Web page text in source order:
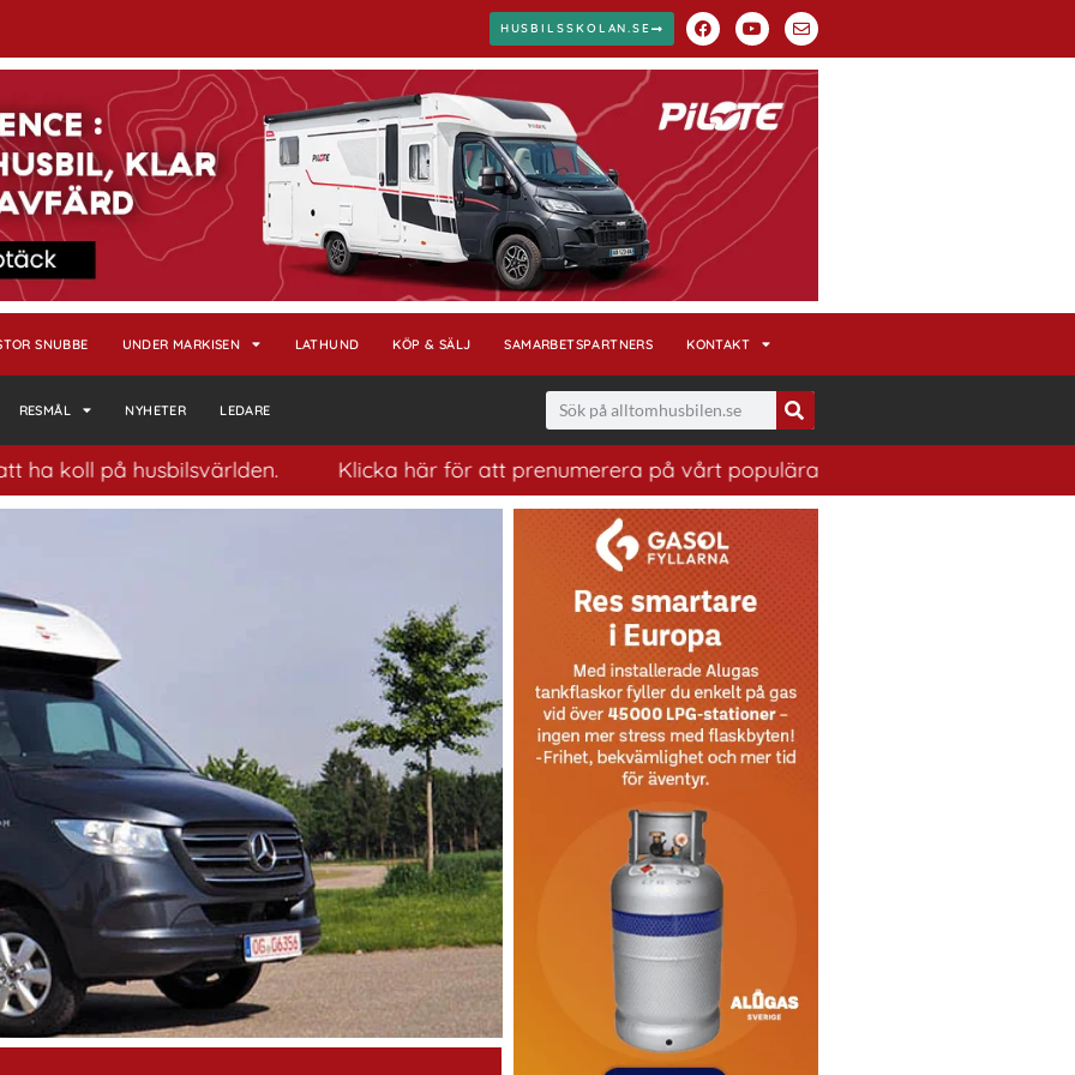
HUSBILSSKOLAN.SE
SNUBBE UNDER MARKISEN LATHUND KÖP & SÄLJ SAMARBETSPARTNERS KONTAKT
RESMÅL NYHETER LEDARE
Klicka här för att prenumerera på vårt populära nyhetsbrev. Ett bra sätt att ha koll på